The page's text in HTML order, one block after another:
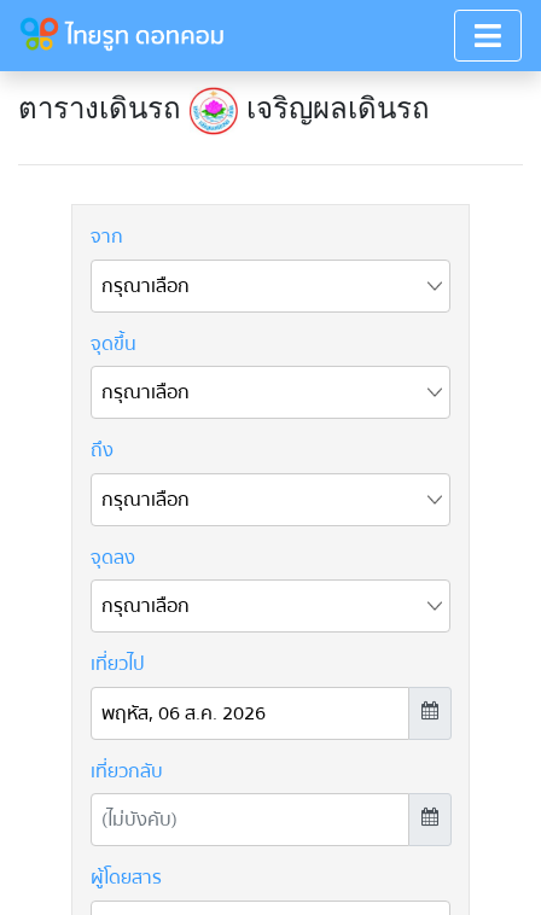
ตารางเดินรถ เจริญผลเดินรถ